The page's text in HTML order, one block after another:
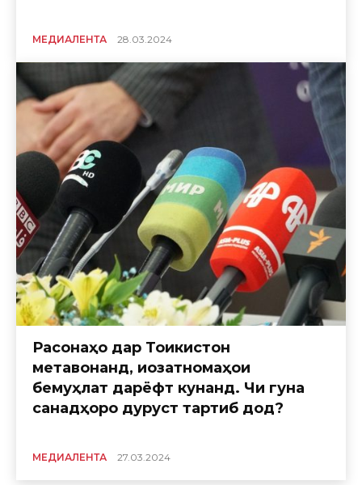
МЕДИАЛЕНТА 28.03.2024
Расонаҳо дар Тоҷикистон
метавонанд, иҷозатномаҳои
бемуҳлат дарёфт кунанд. Чи гуна
санадҳоро дуруст тартиб дод?
МЕДИАЛЕНТА 27.03.2024